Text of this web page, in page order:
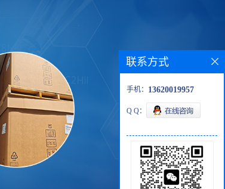
联系方式
手机： 13620019957
Q Q：